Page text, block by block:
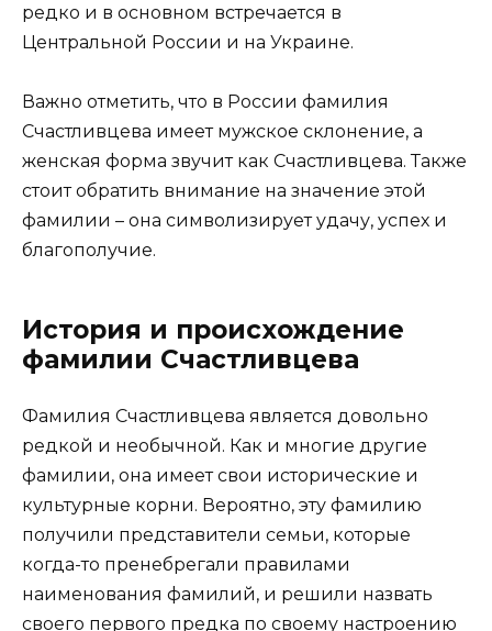
редко и в основном встречается в
Центральной России и на Украине.
Важно отметить, что в России фамилия
Счастливцева имеет мужское склонение, а
женская форма звучит как Счастливцева. Также
стоит обратить внимание на значение этой
фамилии – она символизирует удачу, успех и
благополучие.
История и происхождение
фамилии Счастливцева
Фамилия Счастливцева является довольно
редкой и необычной. Как и многие другие
фамилии, она имеет свои исторические и
культурные корни. Вероятно, эту фамилию
получили представители семьи, которые
когда-то пренебрегали правилами
наименования фамилий, и решили назвать
своего первого предка по своему настроению